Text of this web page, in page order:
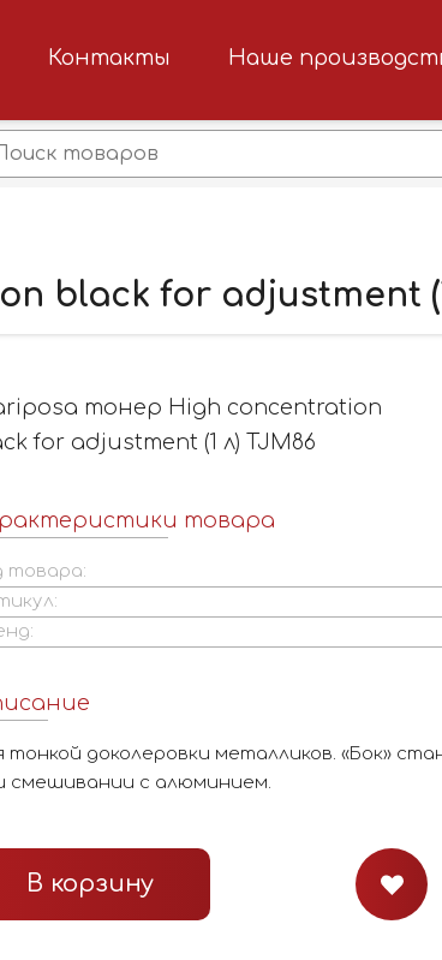
Контакты Наше
black for adjustment
тонер High concentration
for adjustment (1 л) TJM86
товара
товара:
тонкой доколеровки металликов. «Бок»
смешивании с алюминием.
В корзину